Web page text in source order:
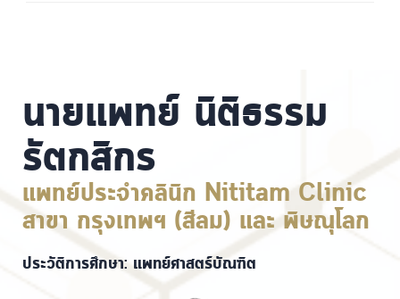
นายแพทย์ นิติธรรม
รัตกสิกร
แพทย์ประจำคลินิก Nititam Clinic
สาขา กรุงเทพฯ (สีลม) และ พิษณุโลก
ประวัติการศึกษา: แพทย์ศาสตร์บัณฑิต